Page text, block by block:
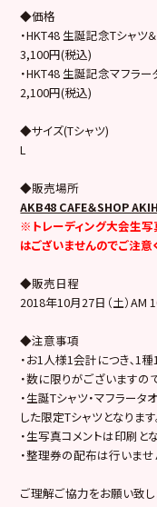
◆価格
・HKT48 生誕記念Tシャツ
3,100円(税込)
・HKT48 生誕記念マフラー
2,100円(税込)
◆サイズ(Tシャツ)
L
◆販売場所
AKB48 CAFE＆SHOP
※トレーディング大会生写
はございませんのでご注意
◆販売日程
2018年10月27日（土）AM
◆注意事項
・お1人様1会計につき､1種
・数に限りがございます
・生誕Tシャツ・マフラー
した限定Tシャツとなります
・生写真コメントは印刷と
・整理券の配布は行いませ
ご理解ご協力をお願い致し